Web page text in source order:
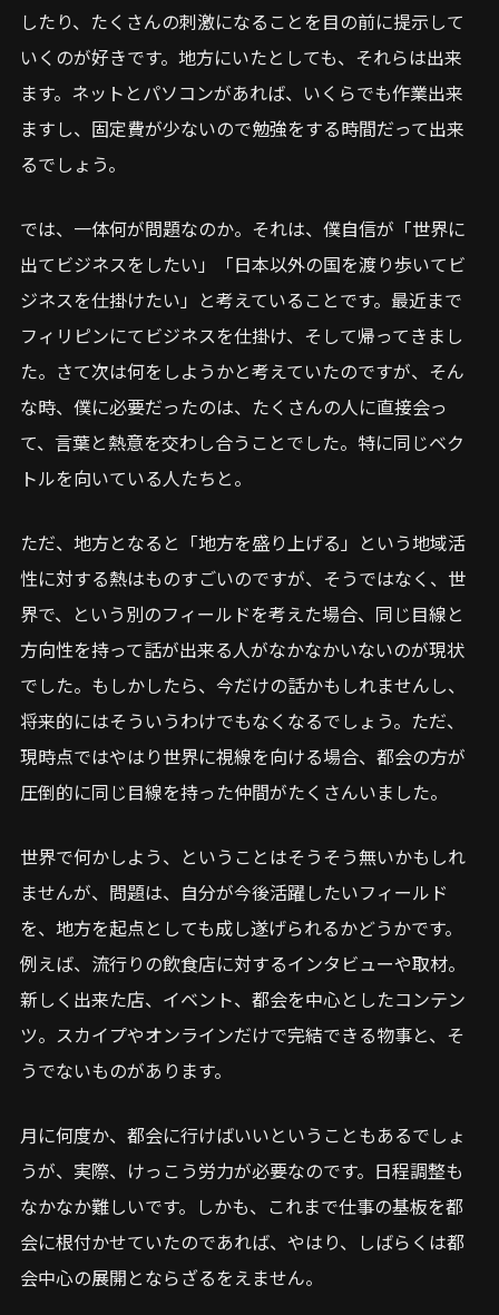
したり、たくさんの刺激になることを目の前に提示して
いくのが好きです。地方にいたとしても、それらは出来
ます。ネットとパソコンがあれば、いくらでも作業出来
ますし、固定費が少ないので勉強をする時間だって出来
るでしょう。
では、一体何が問題なのか。それは、僕自信が「世界に
出てビジネスをしたい」「日本以外の国を渡り歩いてビ
ジネスを仕掛けたい」と考えていることです。最近まで
フィリピンにてビジネスを仕掛け、そして帰ってきまし
た。さて次は何をしようかと考えていたのですが、そん
な時、僕に必要だったのは、たくさんの人に直接会っ
て、言葉と熱意を交わし合うことでした。特に同じベク
トルを向いている人たちと。
ただ、地方となると「地方を盛り上げる」という地域活
性に対する熱はものすごいのですが、そうではなく、世
界で、という別のフィールドを考えた場合、同じ目線と
方向性を持って話が出来る人がなかなかいないのが現状
でした。もしかしたら、今だけの話かもしれませんし、
将来的にはそういうわけでもなくなるでしょう。ただ、
現時点ではやはり世界に視線を向ける場合、都会の方が
圧倒的に同じ目線を持った仲間がたくさんいました。
世界で何かしよう、ということはそうそう無いかもしれ
ませんが、問題は、自分が今後活躍したいフィールド
を、地方を起点としても成し遂げられるかどうかです。
例えば、流行りの飲食店に対するインタビューや取材。
新しく出来た店、イベント、都会を中心としたコンテン
ツ。スカイプやオンラインだけで完結できる物事と、そ
うでないものがあります。
月に何度か、都会に行けばいいということもあるでしょ
うが、実際、けっこう労力が必要なのです。日程調整も
なかなか難しいです。しかも、これまで仕事の基板を都
会に根付かせていたのであれば、やはり、しばらくは都
会中心の展開とならざるをえません。